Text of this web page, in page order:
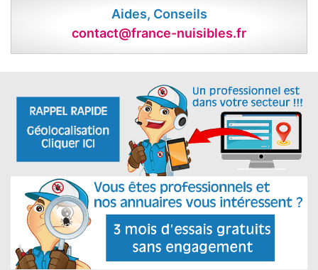
Aides, Conseils
contact@france-nuisibles.fr